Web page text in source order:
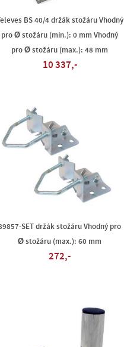
BS 40/4 držák stožáru Vhodný
pro Ø stožáru (min.): 0 mm Vhodný
pro Ø stožáru (max.): 48 mm
10 337,-
SET držák stožáru Vhodný pro
Ø stožáru (max.): 60 mm
272,-